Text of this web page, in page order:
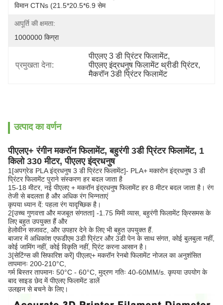
विमान CTNs (21.5*20.5*6.9 सेम
आपूर्ति की क्षमता:
1000000 किग्रा
प्रमुखता देना:
पीएलए 3 डी प्रिंटर फिलामेंट,
पीएलए इंद्रधनुष फिलामेंट थ्रीडी प्रिंटर,
मैकरॉन 3डी प्रिंटर फिलामेंट
उत्पाद का वर्णन
पीएलए+ रंगीन मकरॉन फिलामेंट, बहुरंगी 3डी प्रिंटर फिलामेंट, 1
किलो 330 मीटर, पीएलए इंद्रधनुष
1[अपग्रेड PLA इंद्रधनुष 3 डी प्रिंटर फिलामेंट]- PLA+ मकारोन इंद्रधनुष 3 डी
प्रिंटर फिलामेंट पुराने संस्करण हर बदल जाता है
15-18 मीटर, नई पीएलए + मकरॉन इंद्रधनुष फिलामेंट हर 8 मीटर बदल जाता है। रंग
तेजी से बदलता है और अधिक रंग भिन्नताएं
कृपया ध्यान दें: पहला रंग यादृच्छिक है।
2[उच्च गुणवत्ता और मजबूत संगतता] -1.75 मिमी व्यास, बहुरंगी फिलामेंट क्रिसमस के
लिए बहुत उपयुक्त हैं और
हेलोवीन सजावट, और उपहार देने के लिए भी बहुत उपयुक्त हैं.
बाजार में अधिकांश एफडीएम 3डी प्रिंटर और 3डी पेन के साथ संगत, कोई बुलबुला नहीं,
कोई जामिंग नहीं, कोई विकृति नहीं, प्रिंट करना आसान है।
3[सेटिंग्स की सिफारिश करें] पीएलए+ मकरॉन रेनबो फिलामेंट नोजल का अनुशंसित
तापमानः 200-210°C,
गर्म बिस्तर तापमानः 50°C - 60°C, मुद्रण गतिः 40-60MM/s. कृपया उपयोग के
बाद साइड छेद में पीएलए फिलामेंट डालें
उलझन से बचने के लिए।